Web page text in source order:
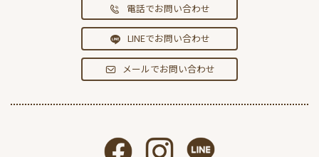
電話でお問い合わせ
LINEでお問い合わせ
メールでお問い合わせ